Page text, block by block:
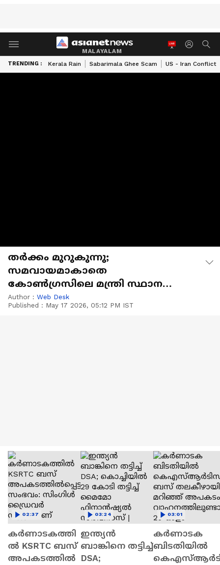
MALAYALAM
TRENDING : Kerala Rain Sabarimala Ghee Scam US - Iran Conflict
തർക്കം മുറുകുന്നു;
സമവായമാകാതെ
കോൺഗ്രസിലെ മന്ത്രി സ്ഥാന
ചർച്ചകൾ
Author : Web Desk
Published : May 17 2026, 05:12 PM IST
കർണാടകത്തി
ൽ KSRTC ബസ്
അപകടത്തിൽ
02:37
ഇന്ത്യൻ
ബാങ്കിനെ തട്ടിച്ച്
DSA;
03:24
കർണാടക
ബിടതിയിൽ
03:01